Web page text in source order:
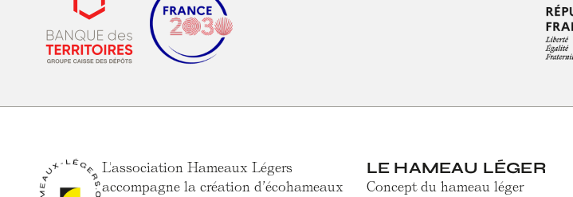
L'association Hameaux Légers
accompagne la création d’écohameaux
LE HAMEAU LÉGER
Concept du hameau léger